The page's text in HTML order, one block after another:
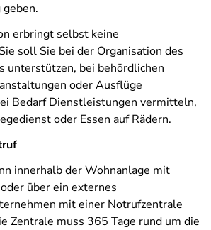
erbringt selbst keine
soll Sie bei der Organisation des
unterstützen, bei behördlichen
oder Ausflüge
Bedarf Dienstleistungen vermitteln,
oder Essen auf Rädern.
innerhalb der Wohnanlage mit
über ein externes
mit einer Notrufzentrale
Zentrale muss 365 Tage rund um die